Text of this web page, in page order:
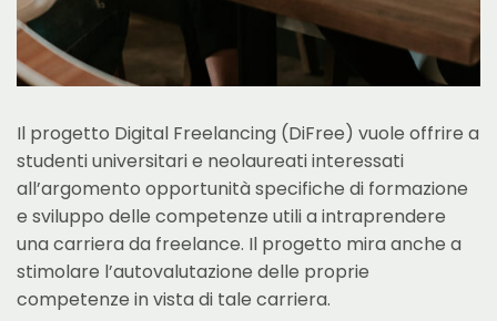
Il progetto Digital Freelancing (DiFree) vuole offrire a
studenti universitari e neolaureati interessati
all’argomento opportunità specifiche di formazione
e sviluppo delle competenze utili a intraprendere
una carriera da freelance. Il progetto mira anche a
stimolare l’autovalutazione delle proprie
competenze in vista di tale carriera.